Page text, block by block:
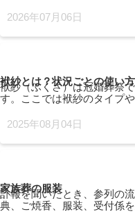
2026年07月06日
袱紗とは？状況ごとの使い
袱紗（ふくさ）は冠婚葬祭
す。ここでは袱紗のタイプ
2025年08月04日
家族葬の服装
訃報を聞いたとき、参列の
典、ご焼香、服装、受付係